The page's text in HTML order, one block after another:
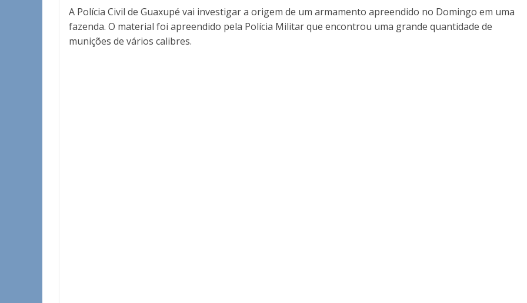
A Polícia Civil de Guaxupé vai investigar a origem de um armamento apreendido no Domingo em uma
fazenda. O material foi apreendido pela Polícia Militar que encontrou uma grande quantidade de
munições de vários calibres.